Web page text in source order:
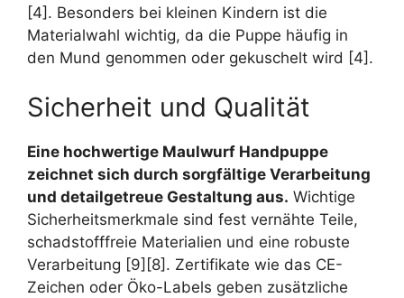
[4]. Besonders bei kleinen Kindern ist die
Materialwahl wichtig, da die Puppe häufig in
den Mund genommen oder gekuschelt wird [4].
Sicherheit und Qualität
Eine hochwertige Maulwurf Handpuppe
zeichnet sich durch sorgfältige Verarbeitung
und detailgetreue Gestaltung aus. Wichtige
Sicherheitsmerkmale sind fest vernähte Teile,
schadstofffreie Materialien und eine robuste
Verarbeitung [9][8]. Zertifikate wie das CE-
Zeichen oder Öko-Labels geben zusätzliche